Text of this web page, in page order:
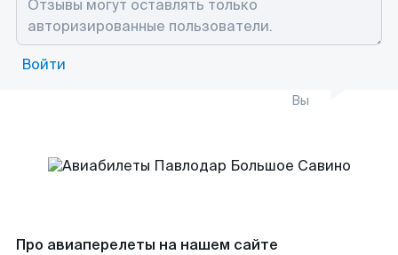
Войти
Вы
Про авиаперелеты на нашем сайте